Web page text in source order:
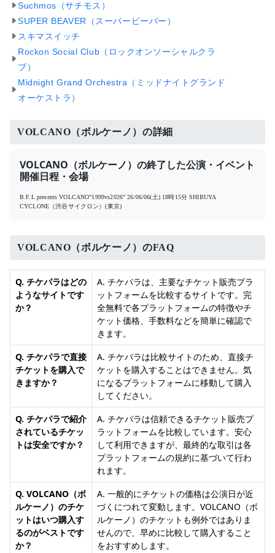
Suchmos（サチモス）
SUPER BEAVER（スーパービーバー）
スキマスイッチ
Rockon Social Club（ロックオンソーシャルクラ
ブ）
Midnight Grand Orchestra（ミッドナイトグランド
オーケストラ）
VOLCANO（ボルケーノ）の詳細
VOLCANO（ボルケーノ）の終了した公演・イベント
開催日程・会場
B.F.L presents VOLCANO"1999vs2026" 26/06/06(土) 18時15分 SHIBUYA
CYCLONE（渋谷サイクロン）(東京)
VOLCANO（ボルケーノ）のFAQ
Q. チケパラはどの
ようなサイトです
か？
A. チケパラは、主要なチケット販売プラ
ットフォームを比較するサイトです。完
全無料で各プラットフォームの特徴やチ
ケット価格、手数料などを簡単に確認で
きます。
Q. チケパラで直接
チケットを購入で
きますか？
A. チケパラは比較サイトのため、直接チ
ケットを購入することはできません。気
になるプラットフォームに移動して購入
してください。
Q. チケパラで紹介
されているチケッ
トは安全ですか？
A. チケパラは信頼できるチケット販売プ
ラットフォームを比較しています。安心
して利用できますが、最終的な取引は各
プラットフォームの規約に基づいて行わ
れます。
Q. VOLCANO（ボ
ルケーノ）のチケ
ットはいつ購入す
るのがベストです
か？
A. 一般的にチケットの価格は公演日が近
づくにつれて変動します。VOLCANO（ボ
ルケーノ）のチケットも例外ではありま
せんので、早めに比較して購入すること
をおすすめします。